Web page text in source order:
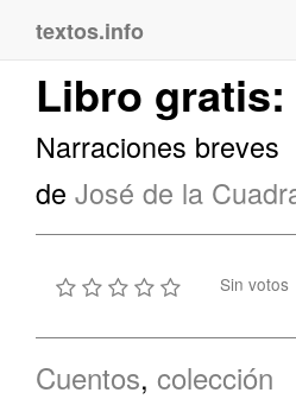
textos.info
Libro gratis:
Narraciones breves
de José de la
Sin votos
Cuentos, colección